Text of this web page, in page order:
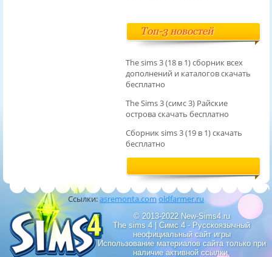
Топ-3 новостей
The sims 3 (18 в 1) сборник всех
дополнений и каталогов скачать
бесплатно
The Sims 3 (симс 3) Райские
острова скачать бесплатно
Сборник sims 3 (19 в 1) скачать
бесплатно
© 2013-2022 New-Sims4.ru
The sims 4 | Симс 4 - Русскоязычный
неофициальный сайт игры
Использование материалов сайта только при
наличие активной ссылки.
Ссылки:asremonta.comoldfarmer.ru